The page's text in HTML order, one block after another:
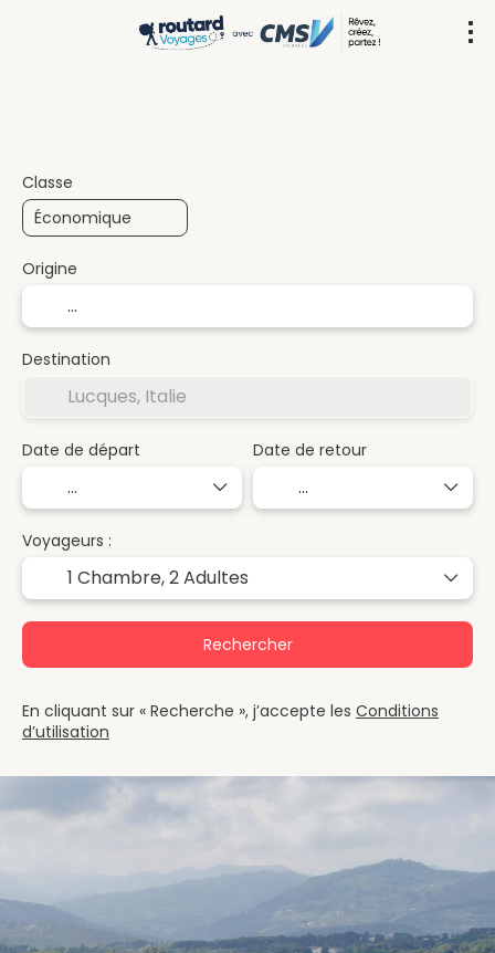
Classe
Origine
Destination
Date de départ Date de retour
Voyageurs :
1 Chambre,2 Adultes
Rechercher
En cliquant sur « Recherche », j’accepte les Conditions
d’utilisation